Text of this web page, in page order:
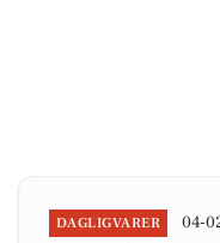
DAGLIGVARER 04-